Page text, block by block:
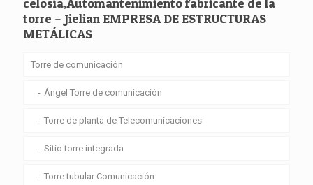
celosía,Automantenimiento fabricante de la
torre – Jielian EMPRESA DE ESTRUCTURAS
METÁLICAS
Torre de comunicación
Ángel Torre de comunicación
Torre de planta de Telecomunicaciones
Sitio torre integrada
Torre tubular Comunicación